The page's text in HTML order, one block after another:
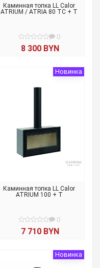
Каминная топка LL Calor
ATRIUM / ATRIA 80 TC + T
0
8 300 BYN
Новинка
Каминная топка LL Calor
ATRIUM 100 + T
0
7 710 BYN
Новинка